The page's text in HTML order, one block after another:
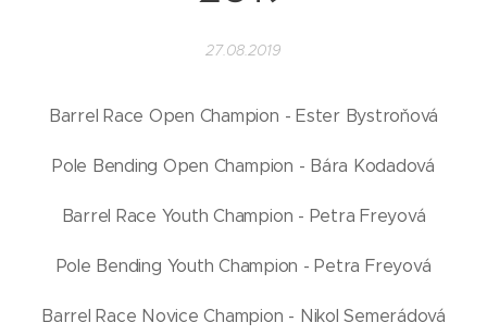
27.08.2019
Barrel Race Open Champion - Ester Bystroňová
Pole Bending Open Champion - Bára Kodadová
Barrel Race Youth Champion - Petra Freyová
Pole Bending Youth Champion - Petra Freyová
Barrel Race Novice Champion - Nikol Semerádová